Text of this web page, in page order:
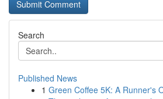
Search
Published News
1 Green Coffee 5K: A Runner's